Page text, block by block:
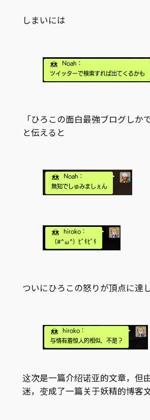
しまいには
「ひろこの面白最強ブログしか
と伝えると
ついにひろこの怒りが頂点に達
这次是一篇介绍诺亚的文章，但
迷，变成了一篇关于妖精的博客文